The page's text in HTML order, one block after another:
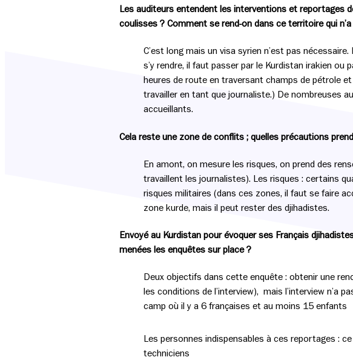
Les auditeurs entendent les interventions et reportages
coulisses ? Comment se rend-on dans ce territoire qui
C’est long mais un visa syrien n’est pas
s’y rendre, il faut passer par le Kurdistan irakien ou
heures de route en traversant champs de pétrole
travailler en tant que journaliste.) De nombreuses
accueillants.
Cela reste une zone de conflits ; quelles précautions
En amont, on mesure les risques, on prend des
travaillent les journalistes). Les risques : certains
risques militaires (dans ces zones, il faut se faire
zone kurde, mais il peut rester des djihadistes.
Envoyé au Kurdistan pour évoquer ses Français
menées les enquêtes sur place ?
Deux objectifs dans cette enquête : obtenir une
les conditions de l’interview), mais l’interview n’a
camp où il y a 6 françaises et au moins 15 enfants
Les personnes indispensables à ces reportages :
techniciens